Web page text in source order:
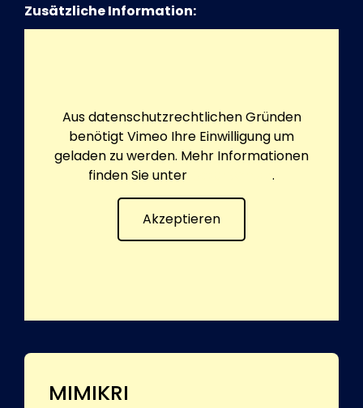
Zusätzliche Information:
Aus datenschutzrechtlichen Gründen
benötigt Vimeo Ihre Einwilligung um
geladen zu werden. Mehr Informationen
finden Sie unter
.
Akzeptieren
MIMIKRI